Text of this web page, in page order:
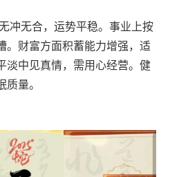
冲无合，运势平稳。事业上按
。财富方面积蓄能力增强，适
淡中见真情，需用心经营。健
量。